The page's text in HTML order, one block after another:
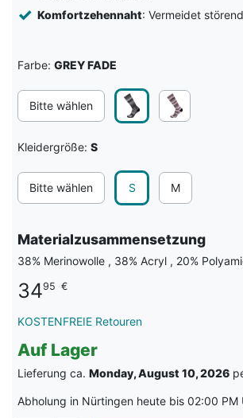
Komfortzehennaht: Vermeidet
Farbe: GREY FADE
Bitte wählen
Kleidergröße: S
Bitte wählen S M
Materialzusammensetzung
38% Merinowolle , 38% Acryl , 20%
3495 €
KOSTENFREIE Retouren
Auf Lager
Lieferung ca. Monday, August 10, 2026
Abholung in Nürtingen heute bis 02:00 PM